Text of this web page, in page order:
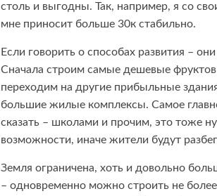
столь и выгодны. Так, например, я со
мне приносит больше 30к стабильно.
Если говорить о способах развития –
Сначала строим самые дешевые
переходим на другие прибыльные
большие жилые комплексы. Самое
сказать – школами и прочим, это тоже
возможности, иначе жители будут
Земля ограничена, хоть и довольно
– одновременно можно строить не